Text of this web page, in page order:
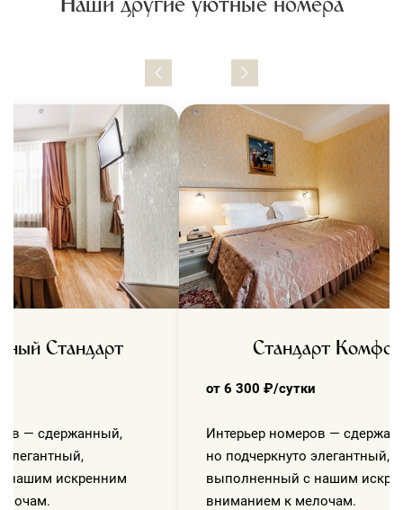
Стандарт
— сдержанный,
элегантный,
нашим искренним
Стандарт
от 6 300 ₽/сутки
Интерьер номеров —
но подчеркнуто элегантный,
выполненный с нашим
вниманием к мелочам.